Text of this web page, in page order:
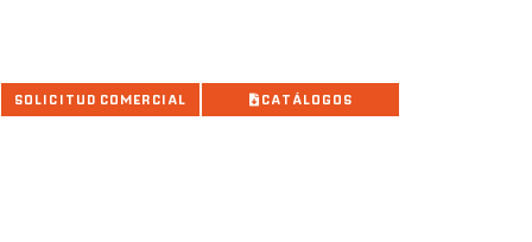
SOLICITUD COMERCIAL CATÁLOGOS